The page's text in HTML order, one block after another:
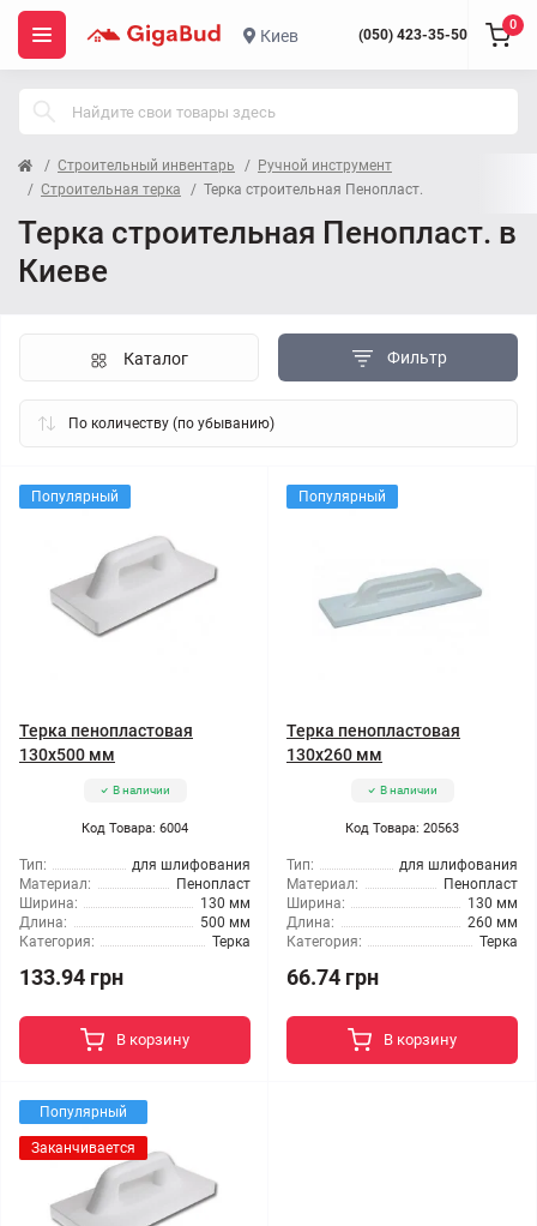
Киев (050) 423-35-50
0
Строительный инвентарь
Ручной инструмент
Строительная терка
Терка строительная Пенопласт.
Терка строительная Пенопласт. в
Киеве
Фильтр
Каталог
Популярный
Терка пенопластовая
130x500 мм
В наличии
Код Товара: 6004
Тип:
для шлифования
Материал:
Пенопласт
Ширина:
130 мм
Длина:
500 мм
Категория:
Терка
133.94 грн
В корзину
Популярный
Терка пенопластовая
130x260 мм
В наличии
Код Товара: 20563
Тип:
для шлифования
Материал:
Пенопласт
Ширина:
130 мм
Длина:
260 мм
Категория:
Терка
66.74 грн
В корзину
Популярный
Заканчивается